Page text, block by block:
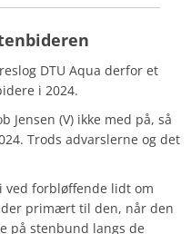
DTU Aqua derfor et
i 2024.
Jensen (V) ikke med på, så
Trods advarslerne og det
ved forbløffende lidt om
primært til den, når den
på stenbund langs de